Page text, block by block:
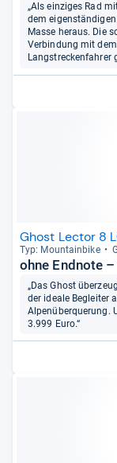
„Als einziges Rad
dem
Masse heraus. Die
Verbindung mit
Langstreckenfahrer
Ghost Lector 8
Typ: Moun­tain­bike
ohne Endnote
„Das Ghost
der ideale Begleiter
Alpenüberquerung.
3.999 Euro.“